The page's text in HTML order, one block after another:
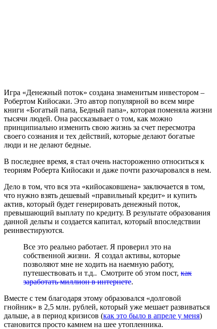
Игра «Денежный поток» создана знаменитым инвестором –
Робертом Кийосаки. Это автор популярной во всем мире
книги «Богатый папа, Бедный папа», которая поменяла жизни
тысячи людей. Она рассказывает о том, как можно
принципиально изменить свою жизнь за счет пересмотра
своего сознания и тех действий, которые делают богатые
люди и не делают бедные.
В последнее время, я стал очень настороженно относиться к
теориям Роберта Кийосаки и даже почти разочаровался в нем.
Дело в том, что вся эта «кийосаковшена» заключается в том,
что нужно взять дешевый «правильный кредит» и купить
актив, который будет генерировать денежный поток,
превышающий выплату по кредиту. В результате образования
данной дельты и создается капитал, который впоследствии
реинвестируются.
Все это реально работает. Я проверил это на
собственной жизни. Я создал активы, которые
позволяют мне не ходить на наемную работу,
путешествовать и т.д.. Смотрите об этом пост, как
заработать миллион в интернете.
Вместе с тем благодаря этому образовался «долговой
гнойник» в 2,5 млн. рублей, который уже мешает развиваться
дальше, а в период кризисов (как это было в апреле у меня)
становится просто камнем на шее утопленника.